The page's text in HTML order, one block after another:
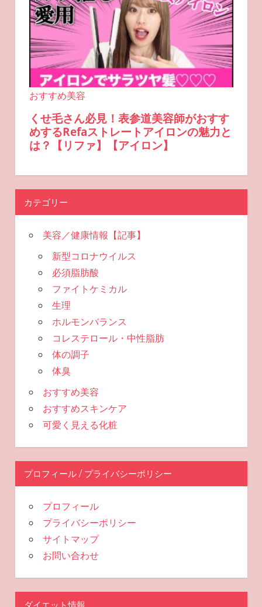
カテゴリー
美容／健康情報【記事】
新型コロナウイルス
必須脂肪酸
ファイトケミカル
生理
ホルモンバランス
コレステロール・中性脂肪
体の調子
体臭
おすすめ美容
おすすめスキンケア
可愛く見える化粧
プロフィール / プライバシーポリシー
プロフィール
プライバシーポリシー
サイトマップ
お問い合わせ
ダイエット情報